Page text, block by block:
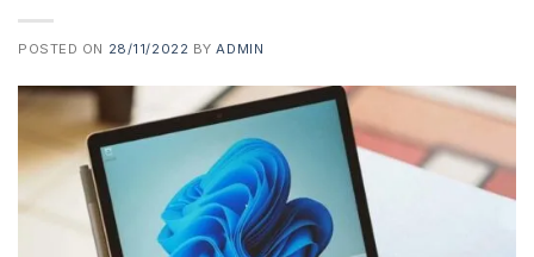
POSTED ON 28/11/2022 BYADMIN